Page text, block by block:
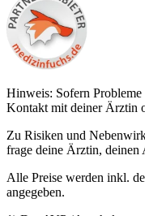
Hinweis: Sofern
Kontakt mit deiner Ärztin
Zu Risiken und
frage deine Ärztin, deinen
Alle Preise werden inkl.
angegeben.